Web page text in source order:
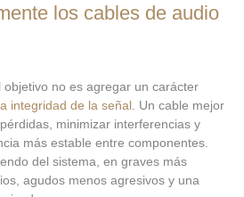
los cables de audio
objetivo no es agregar un carácter
integridad de la señal . Un cable mejor
minimizar interferencias y
más estable entre componentes.
del sistema, en graves más
agudos menos agresivos y una